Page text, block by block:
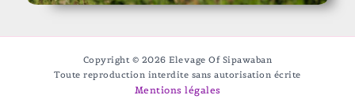
Copyright © 2026 Elevage Of Sipawaban
Toute reproduction interdite sans autorisation écrite
Mentions légales